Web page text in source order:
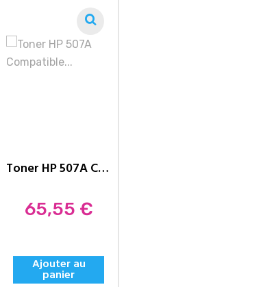
Toner HP 507A Compatible CE402A...
Prix
65,55 €
Ajouter au
panier